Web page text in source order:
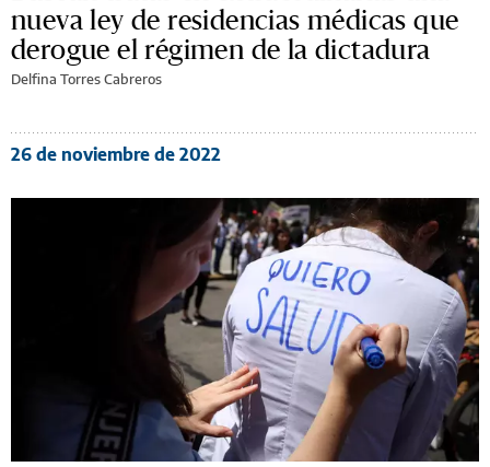
nueva ley de residencias médicas que
derogue el régimen de la dictadura
Delfina Torres Cabreros
26 de noviembre de 2022